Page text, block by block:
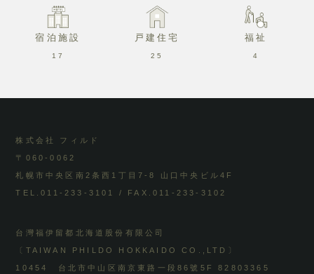
宿泊施設
17
戸建住宅
25
福祉
4
株式会社 フィルド
〒060-0062
札幌市中央区南2条西1丁目7-8 山口中央ビル4F
TEL.011-233-3101 / FAX.011-233-3102
台灣福伊留都北海道股份有限公司
〔TAIWAN PHILDO HOKKAIDO CO.,LTD〕
10454 台北市中山区南京東路一段86號5F 82803365